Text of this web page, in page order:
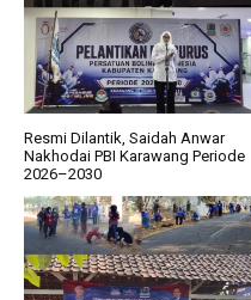
Resmi Dilantik, Saidah Anwar
Nakhodai PBI Karawang Periode
2026–2030